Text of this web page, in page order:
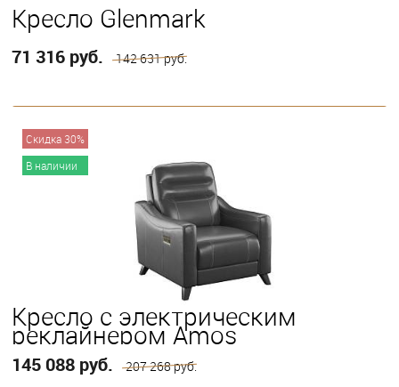
Кресло Glenmark
71 316 руб. 142 631 руб.
Скидка 30%
В наличии
Кресло с электрическим
реклайнером Amos
145 088 руб. 207 268 руб.